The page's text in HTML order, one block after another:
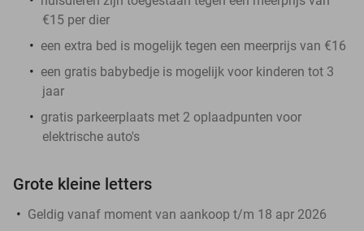
€15 per dier
een extra bed is mogelijk tegen een meerprijs van €16
een gratis babybedje is mogelijk voor kinderen tot 3
jaar
gratis parkeerplaats met 2 oplaadpunten voor
elektrische auto's
Grote kleine letters
Geldig vanaf moment van aankoop t/m 18 apr 2026